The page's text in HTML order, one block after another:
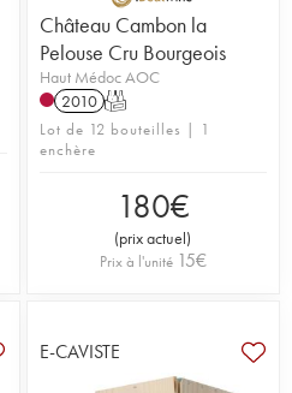
Château Cambon la
Pelouse Cru Bourgeois
Haut Médoc AOC
2010 T
Lot de 12 bouteilles | 1
enchère
180€
(prix actuel)
Prix à l'unité 15€
E-CAVISTE